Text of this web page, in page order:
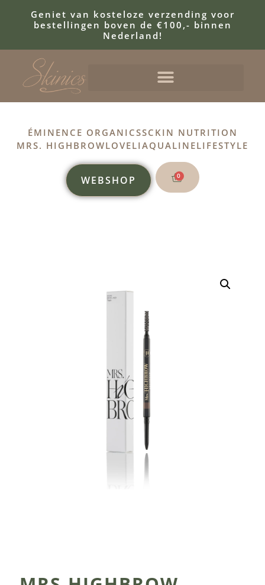
Geniet van kosteloze verzending voor
bestellingen boven de €100,- binnen
Nederland!
ÉMINENCE ORGANICSSCKIN NUTRITION
MRS. HIGHBROWLOVELIAQUALINELIFESTYLE
WEBSHOP 0